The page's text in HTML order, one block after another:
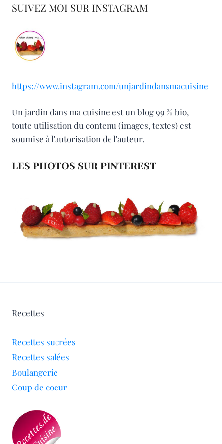
SUIVEZ MOI SUR INSTAGRAM
https://www.instagram.com/unjardindansmacuisine
Un jardin dans ma cuisine est un blog 99 % bio,
toute utilisation du contenu (images, textes) est
soumise à l'autorisation de l'auteur.
LES PHOTOS SUR PINTEREST
Recettes
Recettes sucrées
Recettes salées
Boulangerie
Coup de coeur